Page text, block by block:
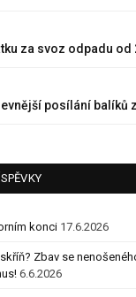
za svoz odpadu od
posílání balíků
konci 17.6.2026
Zbav se
6.6.2026